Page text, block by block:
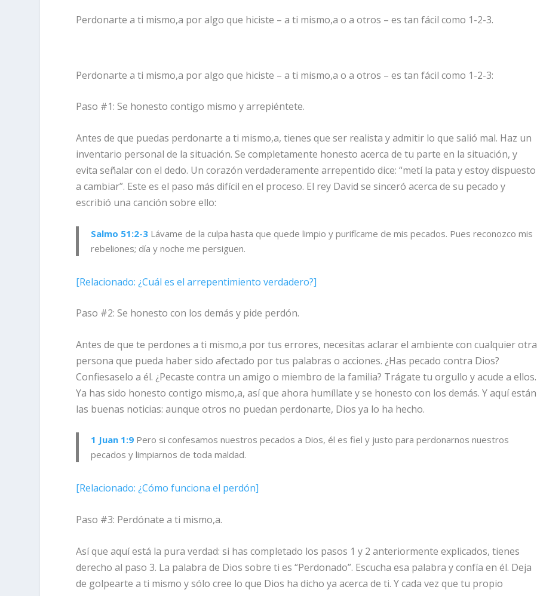
Perdonarte a ti mismo,a por algo que hiciste – a ti mismo,a o a otros – es tan fácil como 1-2-3.
Perdonarte a ti mismo,a por algo que hiciste – a ti mismo,a o a otros – es tan fácil como 1-2-3:
Paso #1: Se honesto contigo mismo y arrepiéntete.
Antes de que puedas perdonarte a ti mismo,a, tienes que ser realista y admitir lo que salió mal. Haz un
inventario personal de la situación. Se completamente honesto acerca de tu parte en la situación, y
evita señalar con el dedo. Un corazón verdaderamente arrepentido dice: “metí la pata y estoy dispuesto
a cambiar”. Este es el paso más difícil en el proceso. El rey David se sinceró acerca de su pecado y
escribió una canción sobre ello:
Salmo 51:2-3 Lávame de la culpa hasta que quede limpio y purifícame de mis pecados. Pues reconozco mis
rebeliones; día y noche me persiguen.
[Relacionado: ¿Cuál es el arrepentimiento verdadero?]
Paso #2: Se honesto con los demás y pide perdón.
Antes de que te perdones a ti mismo,a por tus errores, necesitas aclarar el ambiente con cualquier otra
persona que pueda haber sido afectado por tus palabras o acciones. ¿Has pecado contra Dios?
Confiesaselo a él. ¿Pecaste contra un amigo o miembro de la familia? Trágate tu orgullo y acude a ellos.
Ya has sido honesto contigo mismo,a, así que ahora humíllate y se honesto con los demás. Y aquí están
las buenas noticias: aunque otros no puedan perdonarte, Dios ya lo ha hecho.
1 Juan 1:9 Pero si confesamosnuestros pecados a Dios, él es fiel y justo para perdonarnos nuestros
pecados y limpiarnos de toda maldad.
[Relacionado: ¿Cómo funciona el perdón]
Paso #3: Perdónate a ti mismo,a.
Así que aquí está la pura verdad: si has completado los pasos 1 y 2 anteriormente explicados, tienes
derecho al paso 3. La palabra de Dios sobre ti es “Perdonado”. Escucha esa palabra y confía en él. Deja
de golpearte a ti mismo y sólo cree lo que Dios ha dicho ya acerca de ti. Y cada vez que tu propio